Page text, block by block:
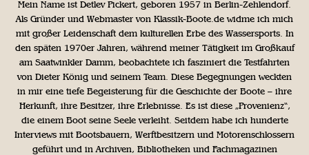
Mein Name ist Detlev Pickert, geboren 1957 in Berlin-Zehlendorf.
Als Gründer und Webmaster von Klassik-Boote.de widme ich mich
mit großer Leidenschaft dem kulturellen Erbe des Wassersports. In
den späten 1970er Jahren, während meiner Tätigkeit im Großkauf
am Saatwinkler Damm, beobachtete ich fasziniert die Testfahrten
von Dieter König und seinem Team. Diese Begegnungen weckten
in mir eine tiefe Begeisterung für die Geschichte der Boote – ihre
Herkunft, ihre Besitzer, ihre Erlebnisse. Es ist diese „Provenienz“,
die einem Boot seine Seele verleiht. Seitdem habe ich hunderte
Interviews mit Bootsbauern, Werftbesitzern und Motorenschlossern
geführt und in Archiven, Bibliotheken und Fachmagazinen